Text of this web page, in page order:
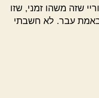
שזה משהו זמני, שזו
באמת עבר. לא חשבתי